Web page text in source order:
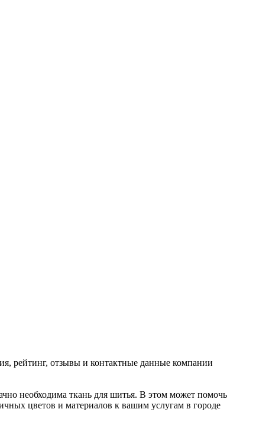
рейтинг, отзывы и контактные данные компании
необходима ткань для шитья. В этом может помочь
цветов и материалов к вашим услугам в городе